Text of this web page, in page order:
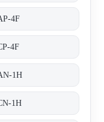
4F
4F
1H
1H